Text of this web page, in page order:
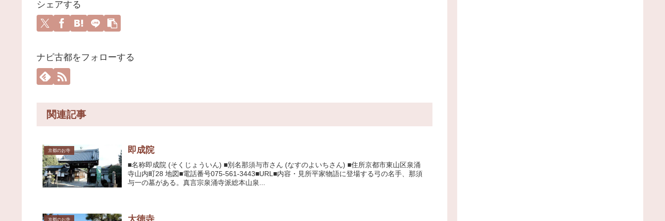
シェアする
ナビ古都をフォローする
関連記事
京都のお寺 即成院
■名称即成院 (そくじょういん) ■別名那須与市さん (なすのよいちさん) ■住所京都市東山区泉涌
寺山内町28 地図■電話番号075-561-3443■URL■内容・見所平家物語に登場する弓の名手、那須
与一の墓がある。真言宗泉涌寺派総本山泉...
京都のお寺